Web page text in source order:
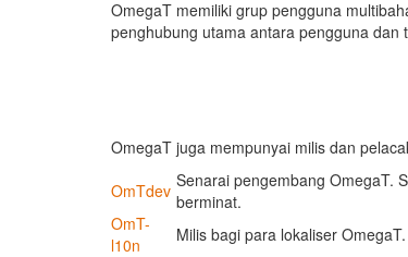
OmegaT memiliki grup pengguna
penghubung utama antara pengguna dan
OmegaT juga mempunyai milis dan
OmTdev Senarai pengembang OmegaT.
berminat.
OmT-
l10n
Milis bagi para lokaliser OmegaT.